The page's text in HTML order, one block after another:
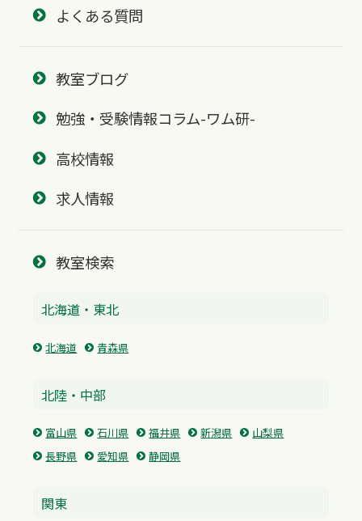
よくある質問
教室ブログ
勉強・受験情報コラム-ワム研-
高校情報
求人情報
教室検索
北海道・東北
北海道 青森県
北陸・中部
富山県 石川県 福井県 新潟県
山梨県
長野県
愛知県 静岡県
関東